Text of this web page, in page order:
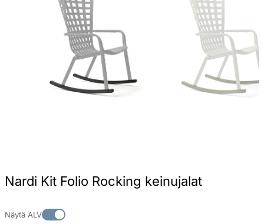
Nardi Kit Folio Rocking keinujalat
Näytä ALV